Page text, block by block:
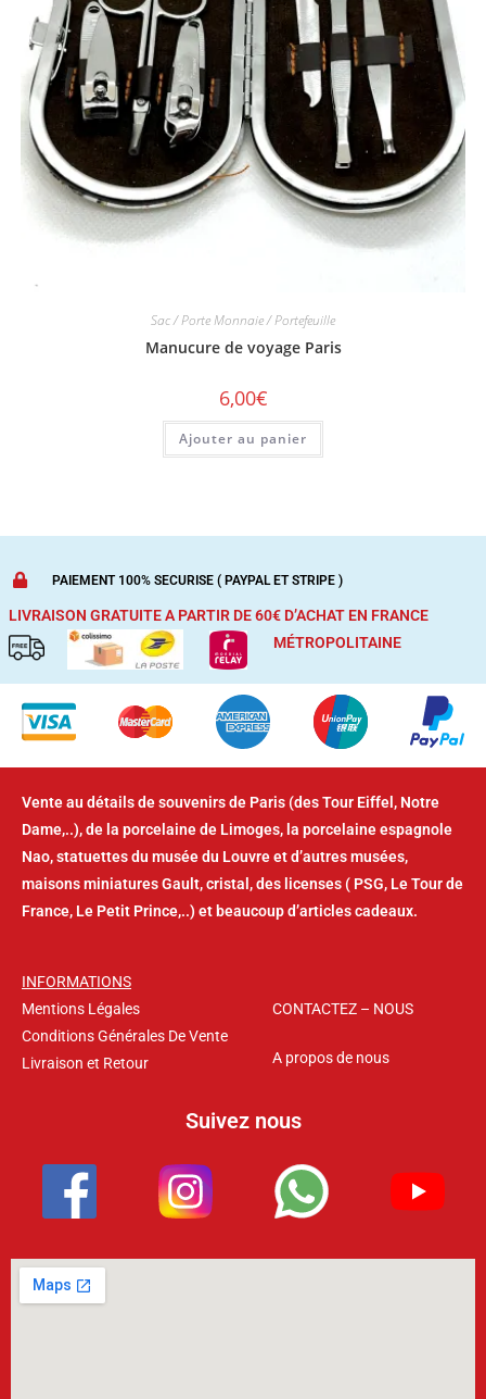
Sac / Porte Monnaie / Portefeuille
Manucure de voyage Paris
6,00€
Ajouter au panier
PAIEMENT 100% SECURISE ( PAYPAL ET STRIPE )
LIVRAISON GRATUITE A PARTIR DE 60€ D’ACHAT EN FRANCE
MÉTROPOLITAINE
Vente au détails de souvenirs de Paris (des Tour Eiffel, Notre
Dame,..), de la porcelaine de Limoges, la porcelaine espagnole
Nao, statuettes du musée du Louvre et d’autres musées,
maisons miniatures Gault, cristal, des licenses ( PSG, Le Tour de
France, Le Petit Prince,..) et beaucoup d’articles cadeaux.
INFORMATIONS
Mentions Légales
Conditions Générales De Vente
Livraison et Retour
CONTACTEZ – NOUS
A propos de nous
Suivez nous